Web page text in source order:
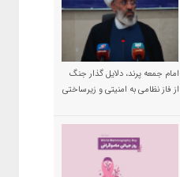
امام جمعه پرند، دلایل گذار جنگ
از فاز نظامی به امنیتی و زیرساختی